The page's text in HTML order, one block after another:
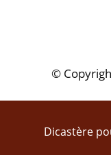
©
Dicastère